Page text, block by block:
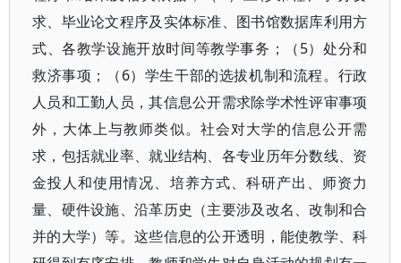
求、毕业论文程序及实体标准、图书馆数据库利用方
式、各教学设施开放时间等教学事务；（5）处分和
救济事项；（6）学生干部的选拔机制和流程。行政
人员和工勤人员，其信息公开需求除学术性评审事项
外，大体上与教师类似。社会对大学的信息公开需
求，包括就业率、就业结构、各专业历年分数线、资
金投人和使用情况、培养方式、科研产出、师资力
量、硬件设施、沿革历史（主要涉及改名、改制和合
并的大学）等。这些信息的公开透明，能使教学、科